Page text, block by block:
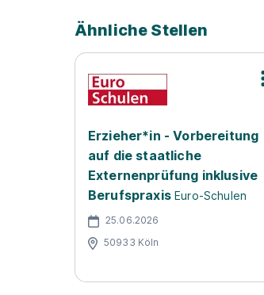
Ähnliche Stellen
Erzieher*in - Vorbereitung
auf die staatliche
Externenprüfung inklusive
Berufspraxis Euro-Schulen
25.06.2026
50933 Köln